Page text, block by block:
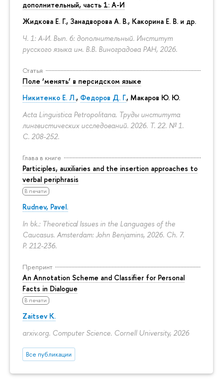
дополнительный, часть 1: А-И
Жидкова Е. Г., Занадворова А. В., Какорина Е. В. и др.
Ч. 1: А-И. Вып. 6: дополнительный. Институт
русского языка им. В.В. Виноградова РАН, 2026.
Статья
Поле ‘менять’ в персидском языке
Никитенко Е. Л., Федоров Д. Г., Макаров Ю. Ю.
Acta Linguistica Petropolitana. Труды института
лингвистических исследований. 2026. Т. 22. № 1.
С. 208-252.
Глава в книге
Participles, auxiliaries and the insertion approaches to
verbal periphrasis
В печати
Rudnev, Pavel.
In bk.: Theoretical Issues in the Languages of the
Caucasus. Amsterdam: John Benjamins, 2026. Ch. 7.
P. 212-236.
Препринт
An Annotation Scheme and Classifier for Personal
Facts in Dialogue
В печати
Zaitsev K.
arxiv.org. Computer Science. Cornell University, 2026
Все публикации